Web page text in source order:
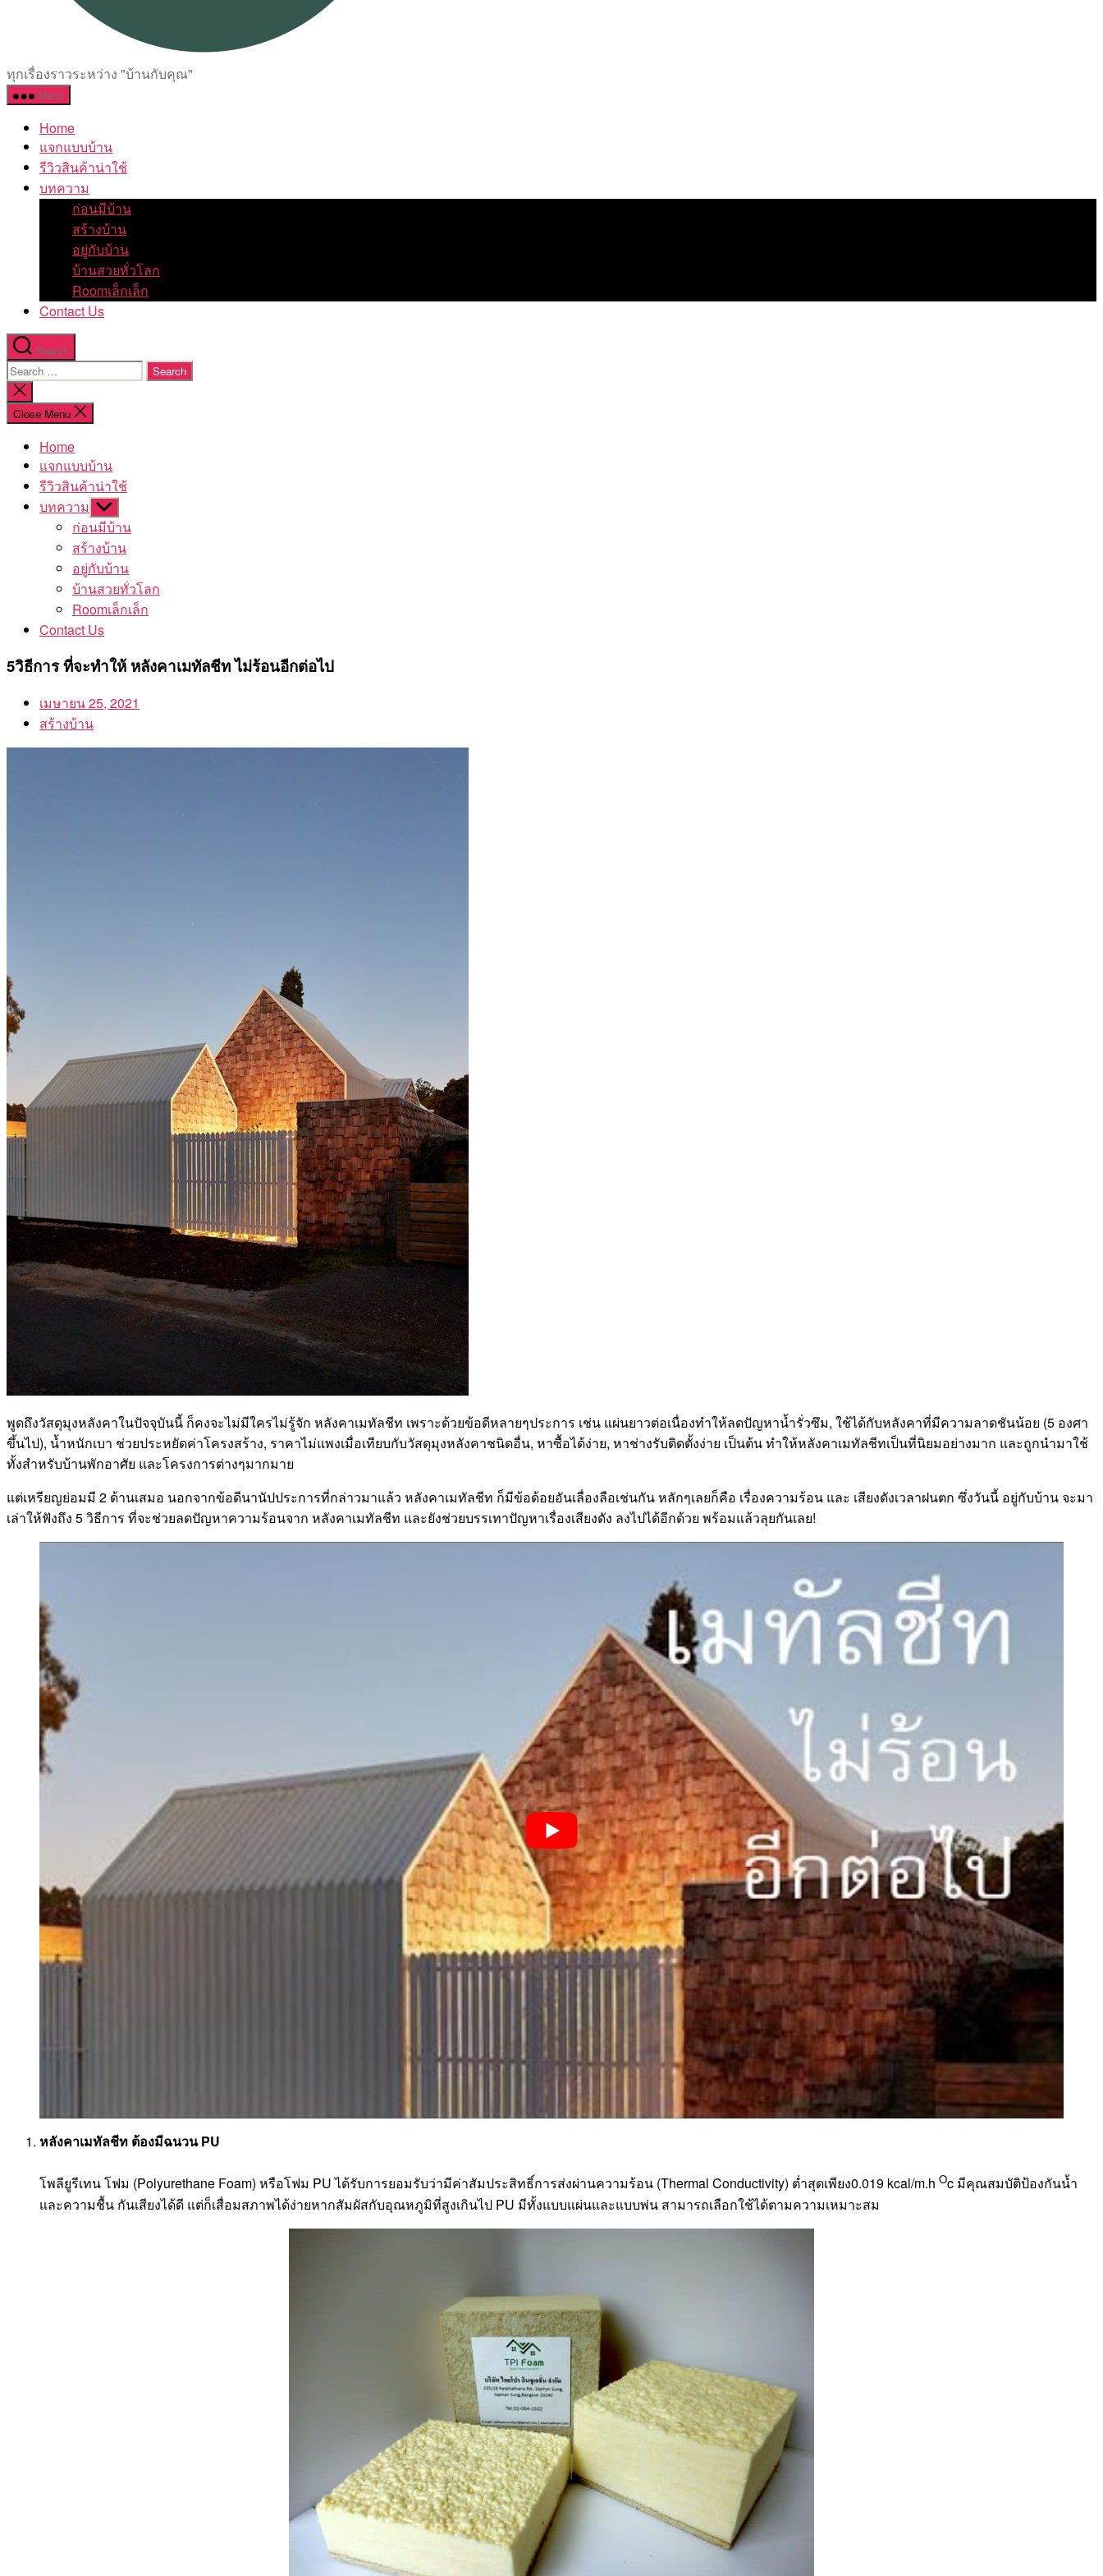
ทุกเรื่องราวระหว่าง "บ้านกับคุณ"
Menu
Home
แจกแบบบ้าน
รีวิวสินค้าน่าใช้
บทความ
ก่อนมีบ้าน
สร้างบ้าน
อยู่กับบ้าน
บ้านสวยทั่วโลก
Roomเล็กเล็ก
Contact Us
Search
Search
for:
Close
search
Close Menu
Home
แจกแบบบ้าน
รีวิวสินค้าน่าใช้
บทความ Show
sub
menu
ก่อนมีบ้าน
สร้างบ้าน
อยู่กับบ้าน
บ้านสวยทั่วโลก
Roomเล็กเล็ก
Contact Us
5วิธีการ ที่จะทำให้ หลังคาเมทัลชีท ไม่ร้อนอีกต่อไป
เมษายน 25, 2021
สร้างบ้าน
พูดถึงวัสดุมุงหลังคาในปัจจุบันนี้ ก็คงจะไม่มีใครไม่รู้จัก หลังคาเมทัลชีท เพราะด้วยข้อดีหลายๆประการ เช่น แผ่นยาวต่อเนื่องทำให้ลดปัญหาน้ำรั่วซึม, ใช้ได้กับหลังคาที่มีความลาดชันน้อย (5 องศา
ขึ้นไป), น้ำหนักเบา ช่วยประหยัดค่าโครงสร้าง, ราคาไม่แพงเมื่อเทียบกับวัสดุมุงหลังคาชนิดอื่น, หาซื้อได้ง่าย, หาช่างรับติดตั้งง่าย เป็นต้น ทำให้หลังคาเมทัลชีทเป็นที่นิยมอย่างมาก และถูกนำมาใช้
ทั้งสำหรับบ้านพักอาศัย และโครงการต่างๆมากมาย
แต่เหรียญย่อมมี 2 ด้านเสมอ นอกจากข้อดีนานัปประการที่กล่าวมาแล้ว หลังคาเมทัลชีท ก็มีข้อด้อยอันเลื่องลือเช่นกัน หลักๆเลยก็คือ เรื่องความร้อน และ เสียงดังเวลาฝนตก ซึ่งวันนี้ อยู่กับบ้าน จะมา
เล่าให้ฟังถึง 5 วิธีการ ที่จะช่วยลดปัญหาความร้อนจาก หลังคาเมทัลชีท และยังช่วยบรรเทาปัญหาเรื่องเสียงดัง ลงไปได้อีกด้วย พร้อมแล้วลุยกันเลย!
หลังคาเมทัลชีท ต้องมีฉนวน PU
โพลียูรีเทน โฟม (Polyurethane Foam) หรือโฟม PU ได้รับการยอมรับว่ามีค่าสัมประสิทธิ์การส่งผ่านความร้อน (Thermal Conductivity) ต่ำสุดเพียง0.019 kcal/m.h Oc มีคุณสมบัติป้องกันน้ำ
และความชื้น กันเสียงได้ดี แต่ก็เสื่อมสภาพได้ง่ายหากสัมผัสกับอุณหภูมิที่สูงเกินไป PU มีทั้งแบบแผ่นและแบบพ่น สามารถเลือกใช้ได้ตามความเหมาะสม